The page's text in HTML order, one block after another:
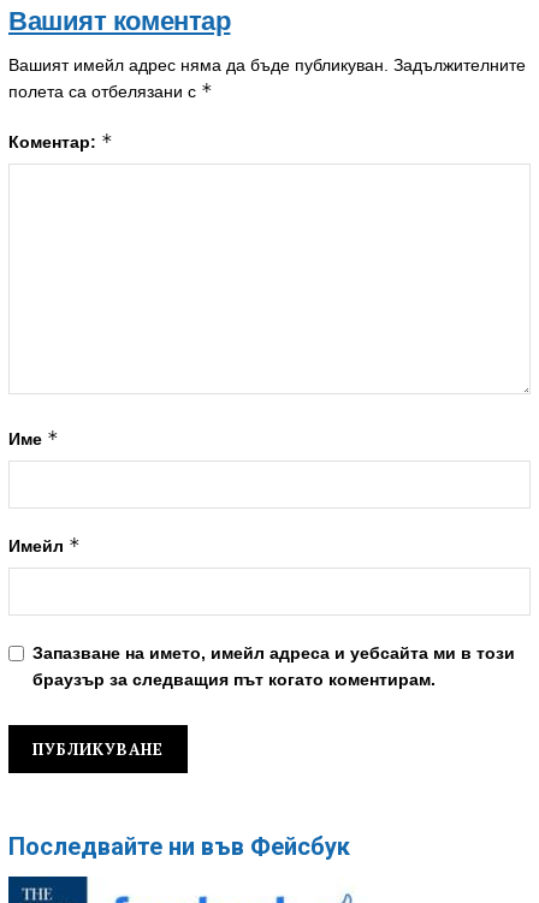
Вашият коментар
Вашият имейл адрес няма да бъде публикуван. Задължителните
полета са отбелязани с *
Коментар: *
Име *
Имейл *
Запазване на името, имейл адреса и уебсайта ми в този
браузър за следващия път когато коментирам.
Последвайте ни във Фейсбук